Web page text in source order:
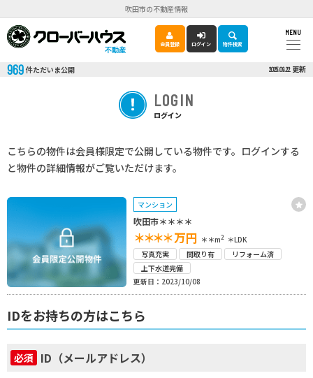
吹田市の不動産情報
不動産
会員登録 ログイン 物件検索
MENU
969 件ただいま公開 2025.09.22 更新
LOGIN
ログイン
こちらの物件は会員様限定で公開している物件です。ログインする
と物件の詳細情報がご覧いただけます。
マンション
吹田市＊＊＊＊
＊＊＊＊万円 ＊＊m2 ＊LDK
写真充実
間取り有
リフォーム済
上下水道完備
更新日：2023/10/08
IDをお持ちの方はこちら
必須 ID（メールアドレス）